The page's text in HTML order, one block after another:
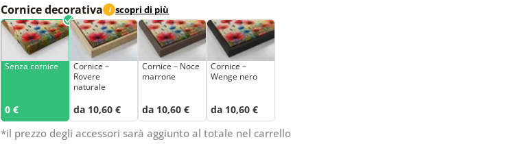
Cornice decorativa i scopri di più
Senza cornice
0 €
Cornice –
Rovere
naturale
da 10,60 €
Cornice – Noce
marrone
da 10,60 €
Cornice –
Wenge nero
da 10,60 €
*il prezzo degli accessori sarà aggiunto al totale nel carrello